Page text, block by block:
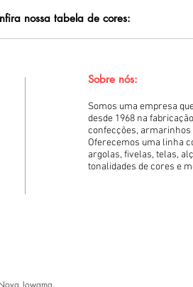
nossa tabela de cores:
Sobre nós:
Somos uma empresa
desde 1968 na
confecções, armarinhos
Oferecemos uma linha
argolas, fivelas, telas,
tonalidades de cores e
Jowama.